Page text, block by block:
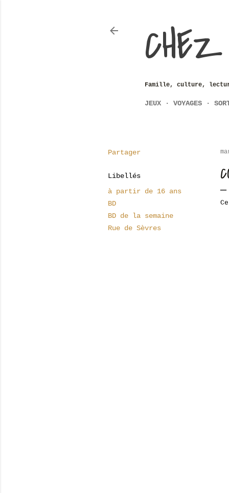
Famille, culture,
JEUX VOYAGES
Partager
Libellés
à partir de 16 ans
BD
BD de la semaine
Rue de Sèvres